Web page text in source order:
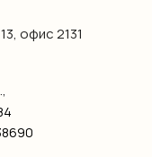
офис 2131